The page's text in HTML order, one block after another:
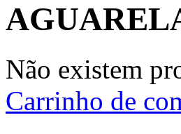
Não existem
Carrinho de